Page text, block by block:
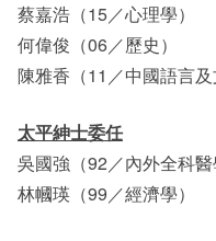
蔡嘉浩（15／心理學）
何偉俊（06／歷史）
陳雅香（11／中國語言及
太平紳士委任
吳國強（92／內外全科醫
林幗瑛（99／經濟學）